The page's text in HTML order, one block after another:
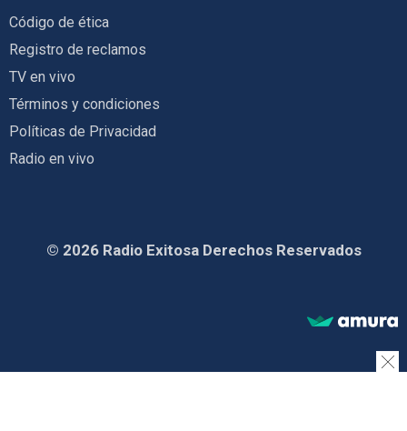
Código de ética
Registro de reclamos
TV en vivo
Términos y condiciones
Políticas de Privacidad
Radio en vivo
© 2026 Radio Exitosa Derechos Reservados